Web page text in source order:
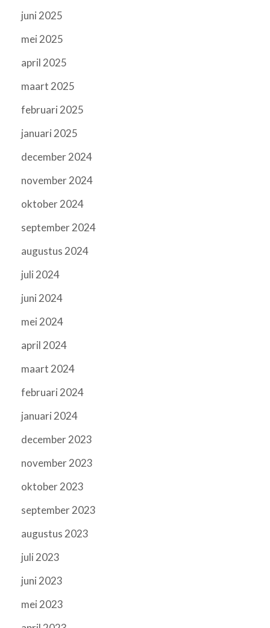
juni 2025
mei 2025
april 2025
maart 2025
februari 2025
januari 2025
december 2024
november 2024
oktober 2024
september 2024
augustus 2024
juli 2024
juni 2024
mei 2024
april 2024
maart 2024
februari 2024
januari 2024
december 2023
november 2023
oktober 2023
september 2023
augustus 2023
juli 2023
juni 2023
mei 2023